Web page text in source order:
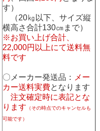
す）
（20㎏以下、サイズ縦
横高さ合計130㎝まで）
※お買い上げ合計、
22,000円以上にて送料無
料です
〇メーカー発送品：
メー
カー送料実費となります
注文確定時に表記とな
ります （その時点でのキャンセルも
可能です）